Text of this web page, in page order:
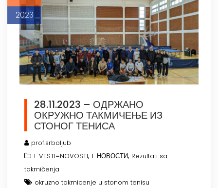
2023
28.11.2023 – ОДРЖАНО
ОКРУЖНО ТАКМИЧЕЊЕ ИЗ
СТОНОГ ТЕНИСА
prof.srboljub
1-VESTI=NOVOSTI, 1-НОВОСТИ, Rezultati sa
takmičenja
okruzno takmicenje u stonom tenisu